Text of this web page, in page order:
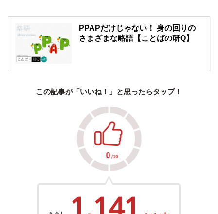
PPAPだけじゃない！ 身の回りの
さまざまな略語【ことばの研Q】
この記事が「いいね！」と思ったらタップ！